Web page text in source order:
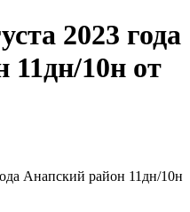
2023 года
11дн/10н от
Анапский район 11дн/10н